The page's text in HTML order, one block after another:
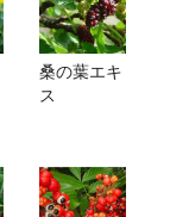
桑の葉エキ
ス